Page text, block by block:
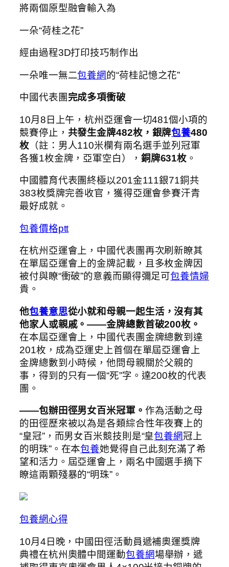
將兩個原型融會輸入為
一朵“荷桂之花”
經由過程3D打印技巧制作出
一朵唯一無二包養網的“荷桂記憶之花”
中國代表團完成多項衝破
10月8日上午，杭州亞運會一切481個小項的
競賽停止， 共發生金牌482枚，銀牌包養480
枚（註：男人110米欄有兩名選手並列冠軍
各獲1枚金牌，亞軍空白）， 銅牌631枚 。
中國體育代表團終極以201金111銀71銅共
383枚獎牌完善收官，獲得亞運會參賽汗青
最好成就。
包養價格ptt
在杭州亞運會上，中國代表團再次刷新瞭其
在單屆亞運會上的金牌記載，且多枚金牌因
被付與瞭“衝破”的意義而顯得彌足可包養情婦
貴。
他包養意思從小就和母親一起生活，沒有其
他家人或親戚。——金牌總數首破200枚。
在本屆亞運會上，中國代表團金牌總數到達
201枚，成為亞運史上首個在單屆亞運會上
金牌總數到小時候，他問母親關於父親的
事，得到的只有一個“死”字。達200枚的代表
團。
——包辦田徑男女百米冠軍。 作為活動之母
的田徑歷來被以為是各類綜合性年夜賽上的
“皇冠”，而男女百米競技則是“皇包養網冠上
的明珠”。在本包養她覺得自己此刻充滿了希
望和活力。屆亞運會上，兩名中國選手摘下
瞭這兩顆殘暴的“明珠”。
包養網心得
10月4日晚，中國田徑活動員遞補奧運獎牌
典禮在杭州奧體中間運動包養網場舉辦，遞